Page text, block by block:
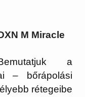
M Miracle
a
– bőrápolási
rétegeibe